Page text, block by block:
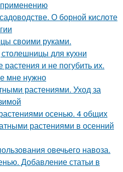
применению
О борной кислоте
своими руками.
для кухни
и не погубить их.
мне нужно
растениями. Уход за
осенью. 4 общих
растениями в осенний
овечьего навоза.
Добавление статьи в